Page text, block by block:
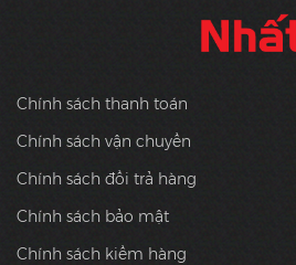
Chính sách thanh toán
Chính sách vận chuyển
Chính sách đổi trả hàng
Chính sách bảo mật
Chính sách kiểm hàng